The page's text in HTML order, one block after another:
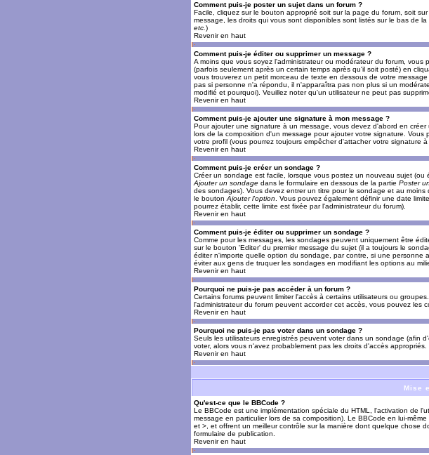
Comment puis-je poster un sujet dans un forum ?
Facile, cliquez sur le bouton approprié soit sur la page du forum, soit
message, les droits qui vous sont disponibles sont listés sur le bas de
etc. )
Revenir en haut
Comment puis-je éditer ou supprimer un message ?
A moins que vous soyez l'administrateur ou modérateur du forum,
(parfois seulement après un certain temps après qu'il soit posté) en
vous trouverez un petit morceau de texte en dessous de votre
pas si personne n'a répondu, il n'apparaîtra pas non plus si un
modifié et pourquoi). Veuillez noter qu'un utilisateur ne peut pas
Revenir en haut
Comment puis-je ajouter une signature à mon message ?
Pour ajouter une signature à un message, vous devez d'abord en
lors de la composition d'un message pour ajouter votre signature.
votre profil (vous pourrez toujours empêcher d'attacher votre signature
Revenir en haut
Comment puis-je créer un sondage ?
Créer un sondage est facile, lorsque vous postez un nouveau sujet
Ajouter un sondage dans le formulaire en dessous de la partie Poster
des sondages). Vous devez entrer un titre pour le sondage et au
le bouton Ajouter l'option . Vous pouvez également définir une date
pourrez établir, cette limite est fixée par l'administrateur du forum).
Revenir en haut
Comment puis-je éditer ou supprimer un sondage ?
Comme pour les messages, les sondages peuvent uniquement être
sur le bouton 'Editer' du premier message du sujet (il a toujours le
éditer n'importe quelle option du sondage, par contre, si une personne
éviter aux gens de truquer les sondages en modifiant les options au
Revenir en haut
Pourquoi ne puis-je pas accéder à un forum ?
Certains forums peuvent limiter l'accès à certains utilisateurs ou
l'administrateur du forum peuvent accorder cet accès, vous pouvez les
Revenir en haut
Pourquoi ne puis-je pas voter dans un sondage ?
Seuls les utilisateurs enregistrés peuvent voter dans un sondage (afin
voter, alors vous n'avez probablement pas les droits d'accès appropriés.
Revenir en haut
Mise
Qu'est-ce que le BBCode ?
Le BBCode est une implémentation spéciale du HTML, l'activation de
message en particulier lors de sa composition). Le BBCode en lui-
et >, et offrent un meilleur contrôle sur la manière dont quelque chose
formulaire de publication.
Revenir en haut